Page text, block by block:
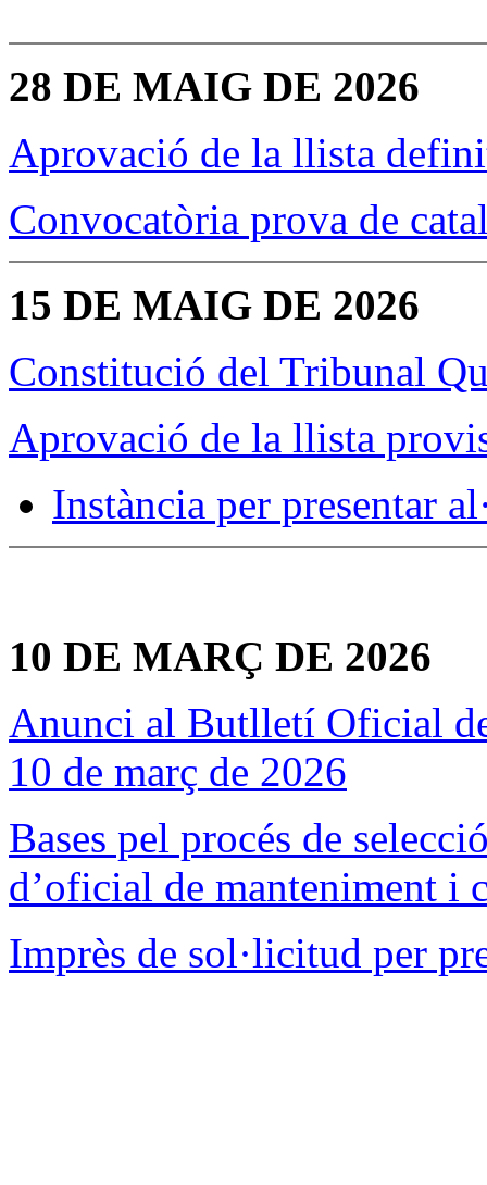
28 DE MAIG DE 2026
Aprovació de la llista
Convocatòria prova de
15 DE MAIG DE 2026
Constitució del Tribunal
Aprovació de la llista
Instància per presentar
10 DE MARÇ DE 2026
Anunci al Butlletí Oficial
10 de març de 2026
Bases pel procés de
d’oficial de manteniment i
Imprès de sol·licitud per